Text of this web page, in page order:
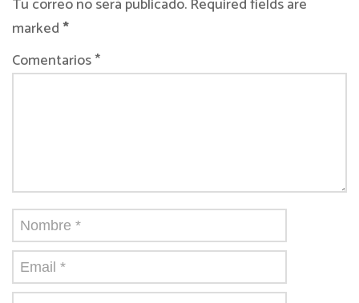
Tu correo no será publicado. Required fields are
marked*
Comentarios *